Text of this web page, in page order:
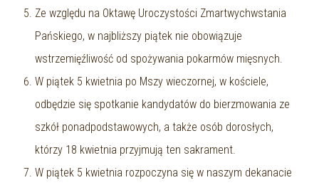
Ze względu na Oktawę Uroczystości Zmartwychwstania
Pańskiego, w najbliższy piątek nie obowiązuje
wstrzemięźliwość od spożywania pokarmów mięsnych.
W piątek 5 kwietnia po Mszy wieczornej, w kościele,
odbędzie się spotkanie kandydatów do bierzmowania ze
szkół ponadpodstawowych, a także osób dorosłych,
którzy 18 kwietnia przyjmują ten sakrament.
W piątek 5 kwietnia rozpoczyna się w naszym dekanacie